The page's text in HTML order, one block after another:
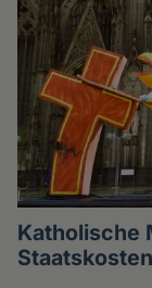
Katholische
Staatskosten